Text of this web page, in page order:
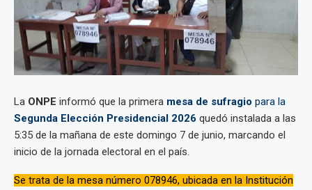
La ONPE informó que la primera mesa de sufragio para la
Segunda Elección Presidencial 2026 quedó instalada a las
5:35 de la mañana de este domingo 7 de junio, marcando el
inicio de la jornada electoral en el país.
Se trata de la mesa número 078946, ubicada en la Institución